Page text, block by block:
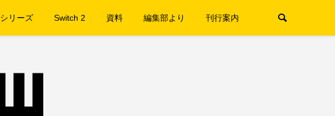
シリーズ Switch 2 資料 編集部より 刊行案内